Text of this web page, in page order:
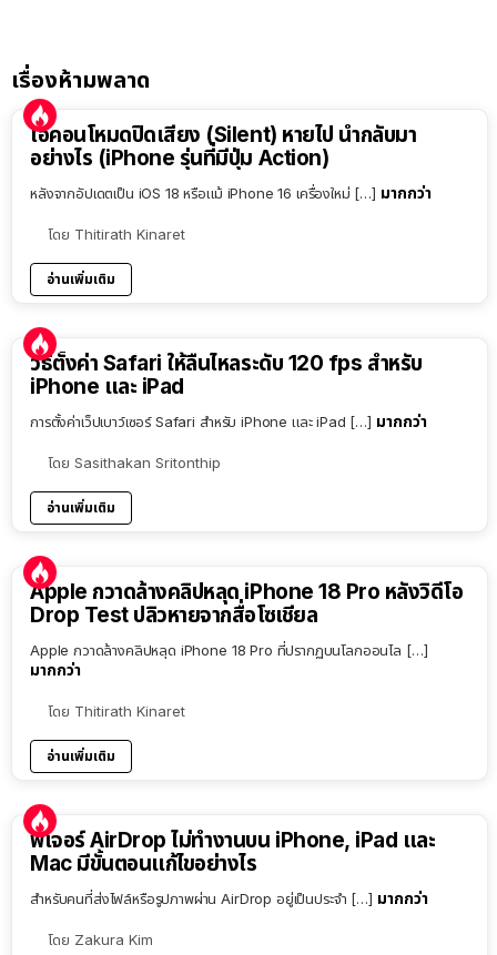
เรื่องห้ามพลาด
ไอคอนโหมดปิดเสียง (Silent) หายไป นำกลับมา
อย่างไร (iPhone รุ่นที่มีปุ่ม Action)
หลังจากอัปเดตเป็น iOS 18 หรือแม้ iPhone 16 เครื่องใหม่ […] มากกว่า
โดย Thitirath Kinaret
อ่านเพิ่มเติม
วิธีตั้งค่า Safari ให้ลื่นไหลระดับ 120 fps สำหรับ
iPhone และ iPad
การตั้งค่าเว็ปเบาว์เซอร์ Safari สำหรับ iPhone และ iPad […] มากกว่า
โดย Sasithakan Sritonthip
อ่านเพิ่มเติม
Apple กวาดล้างคลิปหลุด iPhone 18 Pro หลังวิดีโอ
Drop Test ปลิวหายจากสื่อโซเชียล
Apple กวาดล้างคลิปหลุด iPhone 18 Pro ที่ปรากฏบนโลกออนไล […]
มากกว่า
โดย Thitirath Kinaret
อ่านเพิ่มเติม
ฟีเจอร์ AirDrop ไม่ทำงานบน iPhone, iPad และ
Mac มีขั้นตอนแก้ไขอย่างไร
สำหรับคนที่ส่งไฟล์หรือรูปภาพผ่าน AirDrop อยู่เป็นประจำ […] มากกว่า
โดย Zakura Kim